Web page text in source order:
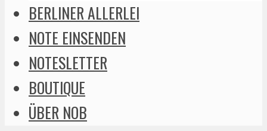
BERLINER ALLERLEI
NOTE EINSENDEN
NOTESLETTER
BOUTIQUE
ÜBER NOB